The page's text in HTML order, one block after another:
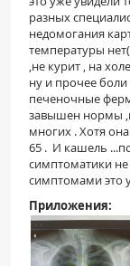
разных
недомогания
температуры
,не курит , на
ну и прочее боли
печеночные
завышен нормы
многих . Хотя
65 . И кашель
симптоматики
симптомами это
Приложения: